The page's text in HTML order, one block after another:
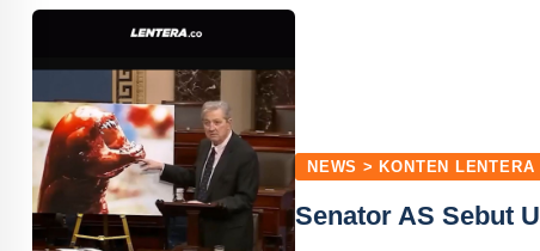
NEWS > KONTEN LENTERA
Senator AS Sebut